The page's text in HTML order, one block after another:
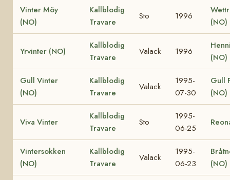
Vinter Möy
(NO)
Kallblodig
Travare
Sto 1996
(NO)
Yrvinter (NO)
Kallblodig
Travare
Valack 1996
(NO)
Gull Vinter
(NO)
Kallblodig
Travare
Valack
1995-
07-30
Gull
(NO)
Viva Vinter
Kallblodig
Travare
Sto
1995-
06-25
Vintersokken
(NO)
Kallblodig
Travare
Valack
1995-
06-23
(NO)